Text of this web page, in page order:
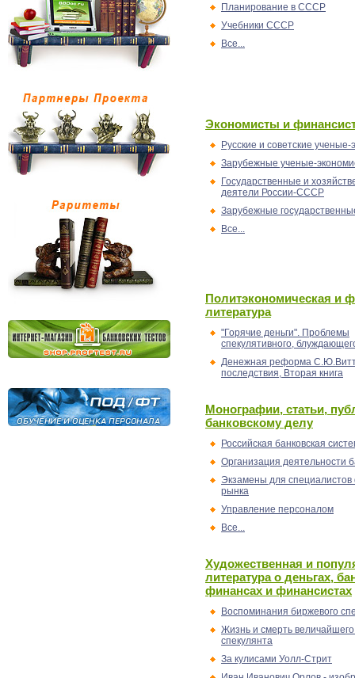
Планирование в СССР
Учебники СССР
Все...
Экономисты и
Русские и советские
Зарубежные ученые-
Государственные и
деятели России-СССР
Зарубежные
Все...
Политэкономическая и
литература
"Горячие деньги". Проблемы
спекулятивного,
Денежная реформа
последствия, Вторая книга
Монографии, статьи,
банковскому делу
Российская банковская
Организация деятельности
Экзамены для специалистов
рынка
Управление персоналом
Все...
Художественная и
литература о деньгах,
финансах и финансистах
Воспоминания биржевого
Жизнь и смерть
спекулянта
За кулисами Уолл-Стрит